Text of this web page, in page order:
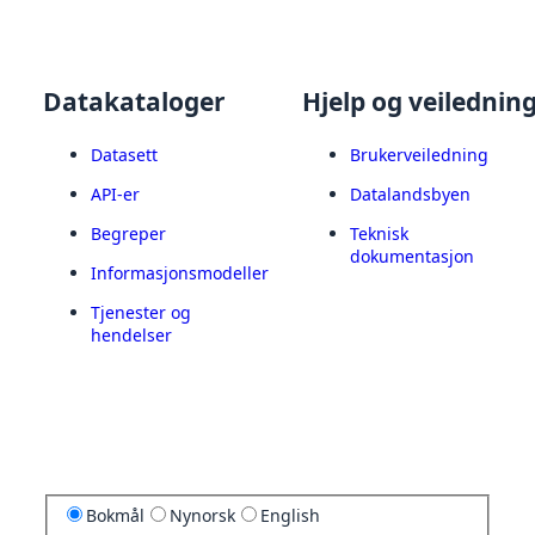
Datakataloger
Datasett
API-er
Begreper
Informasjonsmodeller
Tjenester og
hendelser
Hjelp og
Brukerveiledning
Datalandsbyen
Teknisk
dokumentasjon
Bokmål Nynorsk English